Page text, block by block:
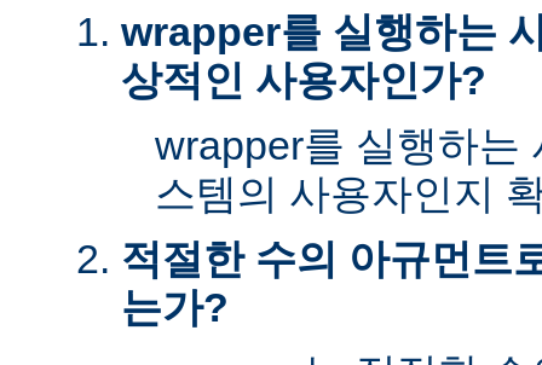
wrapper를 실행하는
상적인 사용자인가?
wrapper를 실행하는
스템의 사용자인지
적절한 수의 아규먼트
는가?